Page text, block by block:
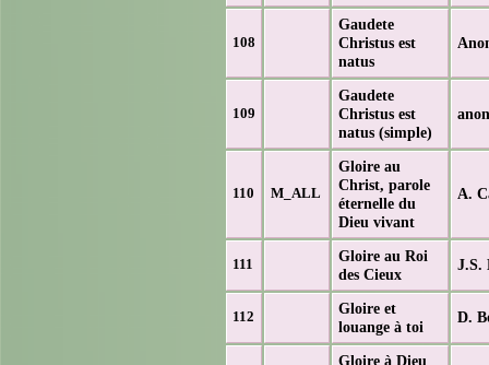
108
Gaudete
Christus est
natus
109
Gaudete
Christus est
natus (simple)
110 M_ALL
Gloire au
Christ, parole
éternelle du
Dieu vivant
A.
111
Gloire au Roi
des Cieux
J.S.
112
Gloire et
louange à toi
D.
Gloire à Dieu